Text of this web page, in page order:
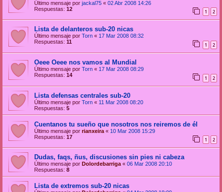
Último mensaje por jackal75 « 02 Abr 2008 14:26
Respuestas: 12 1 2
Lista de delanteros sub-20 nicas
Último mensaje por Torn « 17 Mar 2008 08:32
Respuestas: 11 1 2
Oeee Oeee nos vamos al Mundial
Último mensaje por Torn « 17 Mar 2008 08:29
Respuestas: 14 1 2
Lista defensas centrales sub-20
Último mensaje por Torn « 11 Mar 2008 08:20
Respuestas: 5
Cuentanos tu sueño que nosotros nos reiremos de él
Último mensaje por rianxeira « 10 Mar 2008 15:29
Respuestas: 17 1 2
Dudas, faqs, ñus, discusiones sin pies ni cabeza
Último mensaje por Dolordebarriga « 06 Mar 2008 20:10
Respuestas: 8
Lista de extremos sub-20 nicas